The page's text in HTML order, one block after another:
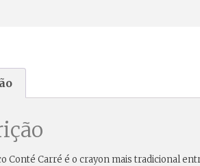
Conté Carré é o crayon mais tradicional